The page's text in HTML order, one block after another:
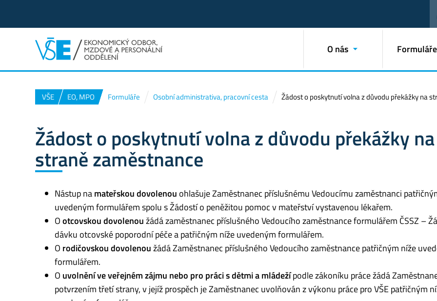
O nás Formuláře
VŠE EO, MPO Formuláře Osobní administrativa, pracovní cesta Žádost o poskytnutí volna z důvodu překážky na
Žádost o poskytnutí volna z důvodu překážky na
straně zaměstnance
Nástup namateřskou dovolenou ohlašuje Zaměstnanec příslušnému Vedoucímu zaměstnanci
uvedeným formulářem spolu s Žádostí o peněžitou pomoc v mateřství vystavenou lékařem.
Ootcovskou dovolenoužádá zaměstnanec příslušného Vedoucího zaměstnance formulářem ČSSZ –
dávku otcovské poporodní péče a patřičným níže uvedeným formulářem.
O rodičovskou dovolenoužádá Zaměstnanec příslušného Vedoucího zaměstnance patřičným níže
formulářem.
O uvolnění ve veřejném zájmu nebo pro práci s dětmi a mládežípodle zákoníku práce žádá
potvrzením třetí strany, v jejíž prospěch je Zaměstnanec uvolňován z výkonu práce pro VŠE patřičným